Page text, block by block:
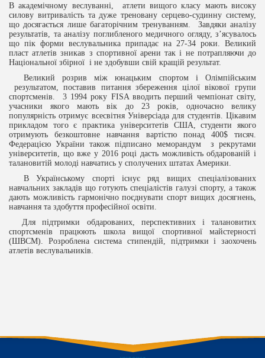
В академічному веслуванні, атлети вищого класу мають високу
силову витривалість та дуже треновану серцево-судинну систему,
що досягається лише багаторічним тренуванням. Завдяки аналізу
результатів, та аналізу поглибленого медичного огляду, з’ясувалось
що пік форми веслувальника припадає на 27-34 роки. Великий
пласт атлетів зникав з спортивної арени так і не потрапляючи до
Національної збірної і не здобувши свій кращій результат.
Великий розрив між юнацьким спортом і Олімпійським
результатом, поставив питання збереження цілої вікової групи
спортсменів. 3 1994 року FISA вводить перший чемпіонат світу,
учасники якого мають вік до 23 років, одночасно велику
популярність отримує всесвітня Універсіада для студентів. Цікавим
прикладом того є практика університетів США, студенти якого
отримують безкоштовне навчання вартістю понад 400$ тисяч.
Федерацією України також підписано меморандум з рекрутами
університетів, що вже у 2016 році дасть можливість обдарованій і
талановитій молоді навчатись у сполучених штатах Америки.
В Українському спорті існує ряд вищих спеціалізованих
навчальних закладів що готують спеціалістів галузі спорту, а також
дають можливість гармонічно поєднувати спорт вищих досягнень,
навчання та здобуття професійної освіти.
Для підтримки обдарованих, перспективних і талановитих
спортсменів працюють школа вищої спортивної майстерності
(ШВСМ). Розроблена система стипендій, підтримки і заохочень
атлетів веслувальників.